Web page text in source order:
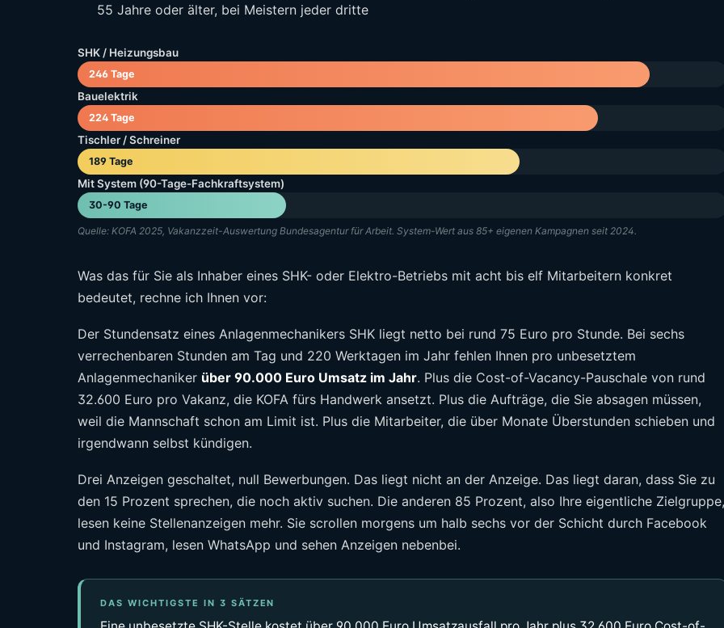
55 Jahre oder älter, bei Meistern jeder dritte
SHK / Heizungsbau
246 Tage
Bauelektrik
224 Tage
Tischler / Schreiner
189 Tage
Mit System (90-Tage-Fachkraftsystem)
30-90 Tage
Quelle: KOFA 2025, Vakanzzeit-Auswertung Bundesagentur für Arbeit. System-Wert aus 85+ eigenen Kampagnen seit 2024.
Was das für Sie als Inhaber eines SHK- oder Elektro-Betriebs mit acht bis elf Mitarbeitern konkret
bedeutet, rechne ich Ihnen vor:
Der Stundensatz eines Anlagenmechanikers SHK liegt netto bei rund 75 Euro pro Stunde. Bei sechs
verrechenbaren Stunden am Tag und 220 Werktagen im Jahr fehlen Ihnen pro unbesetztem
Anlagenmechaniker über 90.000 Euro Umsatz im Jahr. Plus die Cost-of-Vacancy-Pauschale von rund
32.600 Euro pro Vakanz, die KOFA fürs Handwerk ansetzt. Plus die Aufträge, die Sie absagen müssen,
weil die Mannschaft schon am Limit ist. Plus die Mitarbeiter, die über Monate Überstunden schieben und
irgendwann selbst kündigen.
Drei Anzeigen geschaltet, null Bewerbungen. Das liegt nicht an der Anzeige. Das liegt daran, dass Sie zu
den 15 Prozent sprechen, die noch aktiv suchen. Die anderen 85 Prozent, also Ihre eigentliche Zielgruppe,
lesen keine Stellenanzeigen mehr. Sie scrollen morgens um halb sechs vor der Schicht durch Facebook
und Instagram, lesen WhatsApp und sehen Anzeigen nebenbei.
DAS WICHTIGSTE IN 3 SÄTZEN